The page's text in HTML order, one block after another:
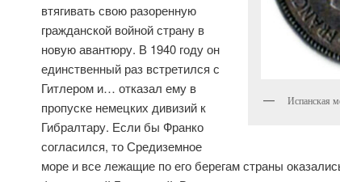
Испанская
втягивать свою разоренную
гражданской войной страну в
новую авантюру. В 1940 году он
единственный раз встретился с
Гитлером и… отказал ему в
пропуске немецких дивизий к
Гибралтару. Если бы Франко
согласился, то Средиземное
море и все лежащие по его берегам страны